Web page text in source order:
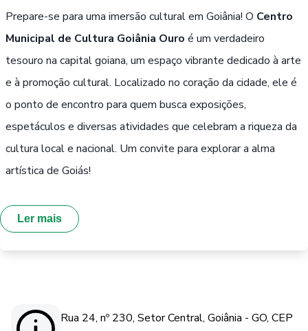
Prepare-se para uma imersão cultural em Goiânia! O Centro
Municipal de Cultura Goiânia Ouro é um verdadeiro
tesouro na capital goiana, um espaço vibrante dedicado à arte
e à promoção cultural. Localizado no coração da cidade, ele é
o ponto de encontro para quem busca exposições,
espetáculos e diversas atividades que celebram a riqueza da
cultura local e nacional. Um convite para explorar a alma
artística de Goiás!
Ler mais
Rua 24, nº 230, Setor Central, Goiânia - GO, CEP